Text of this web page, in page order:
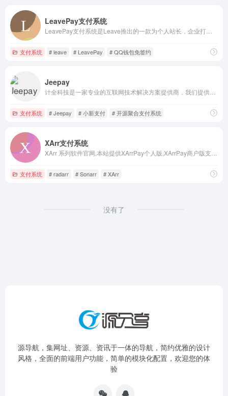
LeavePay支付系统
支付系统 # leave # LeavePay # QQ钱包免签约
Jeepay
支付系统 # Jeepay # 小新支付 # 开源聚合支付系统
XArr支付系统
支付系统 # radarr # Sonarr # XArr
没有了
源导航，集网址、资源、资讯于一体的导航，简约优雅的设计
风格，全面的前端用户功能，简单的模块化配置，欢迎您的体
验